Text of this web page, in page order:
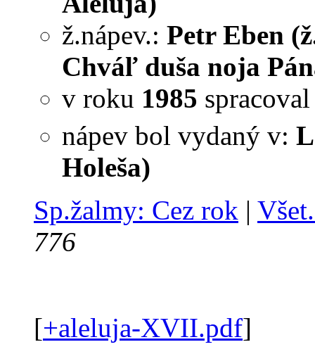
ž.nápev.: Petr Eben
Chváľ duša noja
v roku 1985
nápev bol vydaný v:
Holeša)
Sp.žalmy: Cez rok |
776
[+aleluja-XVII.pdf]